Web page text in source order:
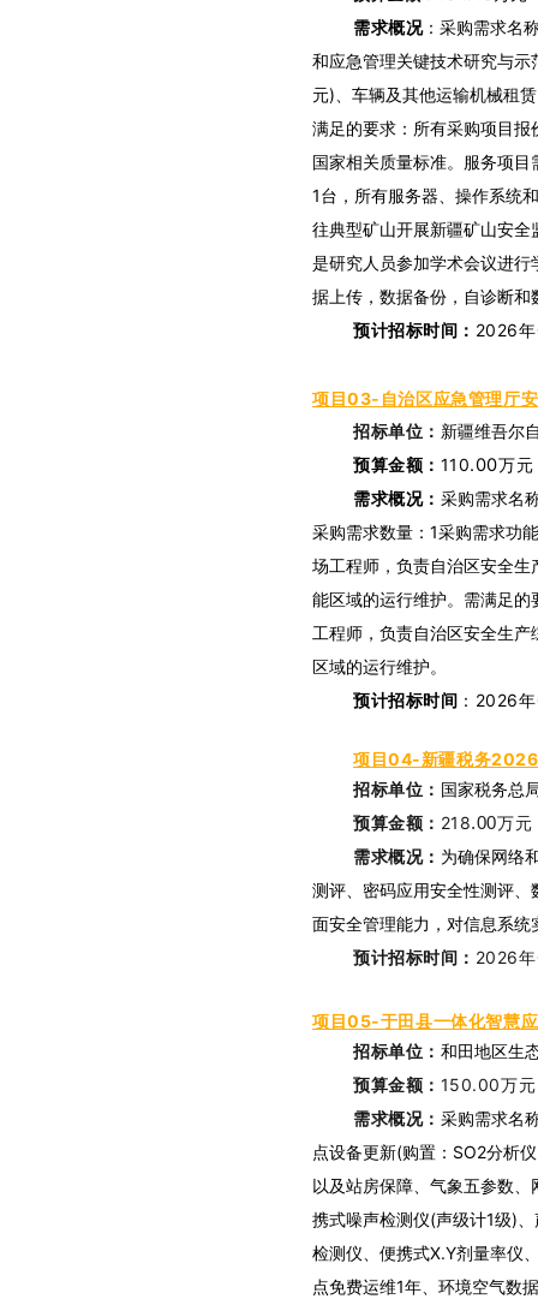
需求概况：采购需求名
和应急管理关键技术研究与
元)、车辆及其他运输机械租
满足的要求：所有采购项目
国家相关质量标准。服务项
1台，所有服务器、操作系统
往典型矿山开展新疆矿山安
是研究人员参加学术会议进
据上传，数据备份，自诊断
预计招标时间： 2026
项目03-自治区应急管理厅
招标单位： 新疆维吾尔
预算金额： 110.00万元
需求概况： 采购需求名
采购需求数量：1采购需求功
场工程师，负责自治区安全
能区域的运行维护。需满足
工程师，负责自治区安全生
区域的运行维护。
预计招标时间 ： 2026
项目04-新疆税务2026
招标单位： 国家税务总
预算金额： 218.00万元
需求概况： 为确保网络
测评、密码应用安全性测评
面安全管理能力，对信息系
预计招标时间： 2026
项目05-于田县一体化智慧
招标单位： 和田地区生
预算金额： 150.00万元
需求概况： 采购需求名
点设备更新(购置：SO2分析
以及站房保障、气象五参数
携式噪声检测仪(声级计1级)
检测仪、便携式X.Y剂量率仪
点免费运维1年、环境空气数